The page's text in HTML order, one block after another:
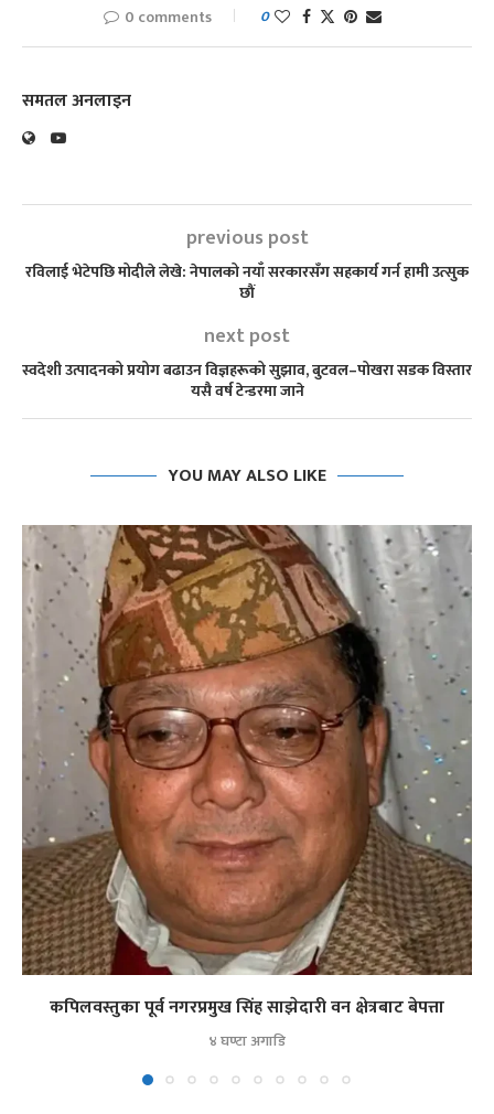
0 comments 0
समतल अनलाइन
previous post
रविलाई भेटेपछि मोदीले लेखे: नेपालको नयाँ सरकारसँग सहकार्य गर्न हामी उत्सुक
छौं
next post
स्वदेशी उत्पादनको प्रयोग बढाउन विज्ञहरूको सुझाव, बुटवल–पोखरा सडक विस्तार
यसै वर्ष टेन्डरमा जाने
YOU MAY ALSO LIKE
कपिलवस्तुका पूर्व नगरप्रमुख सिंह साझेदारी वन क्षेत्रबाट बेपत्ता
४ घण्टा अगाडि